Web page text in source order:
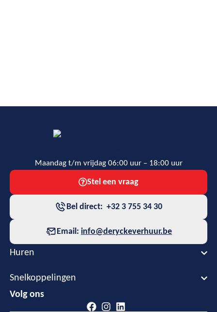
Maandag t/m vrijdag 06:00 uur – 18:00 uur
Stel een vraag
Bel direct: +32 3 755 34 30
Email: info@deryckeverhuur.be
Huren
Snelkoppelingen
Volg ons